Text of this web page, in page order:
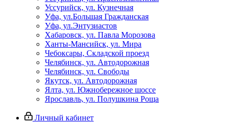
Уссурийск, ул. Кузнечная
Уфа, ул.Большая Гражданская
Уфа, ул.Энтузиастов
Хабаровск, ул. Павла Морозова
Ханты-Мансийск, ул. Мира
Чебоксары, Складской проезд
Челябинск, ул. Автодорожная
Челябинск, ул. Свободы
Якутск, ул. Автодорожная
Ялта, ул. Южнобережное шоссе
Ярославль, ул. Полушкина Роща
Личный кабинет